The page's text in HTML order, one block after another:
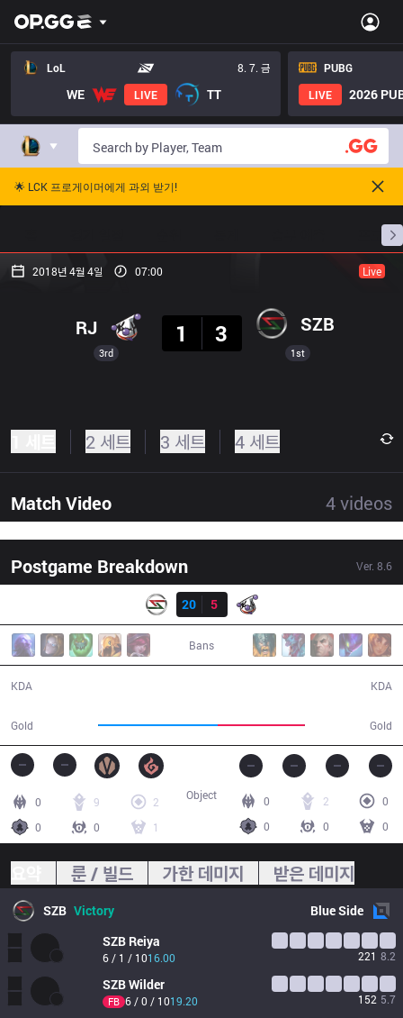
LoL 8. 7. 금
WE LIVE TT
PUBG
LIVE
2026
🌟 LCK 프로게이머에게 과외 받기!
프로빌
2018년 4월 4일 07:00 Live
3rd
RJ
1
3 SZB
1st
2 세트 3 세트 4 세트
Match Video 4videos
Postgame Breakdown Ver. 8.6
20
5
Bans
KDA
Gold Gold
KDA
0 9
2
0
0 1
0 2
0
0
0 0
Object
룬 / 빌드 가한 데미지 받은 데미지
SZB Victory BlueSide
SZB Reiya
6 / 1 / 1016.00 221 8.2
SZBWilder
FB 6 / 0 / 1019.20 152 5.7